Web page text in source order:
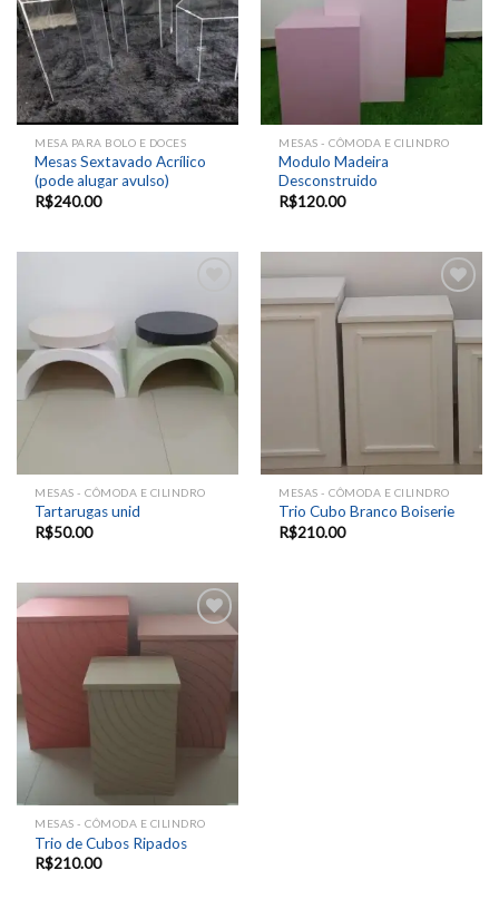
MESA PARA BOLO E DOCES
Mesas Sextavado Acrílico
(pode alugar avulso)
R$240.00
MESAS - CÔMODA E CILINDRO
Modulo Madeira
Desconstruido
R$120.00
wishlist
MESAS - CÔMODA E CILINDRO
Tartarugas unid
R$50.00
Add to
wishlist
MESAS - CÔMODA E CILINDRO
Trio Cubo Branco Boiserie
R$210.00
Add to
MESAS - CÔMODA E CILINDRO
Trio de Cubos Ripados
R$210.00